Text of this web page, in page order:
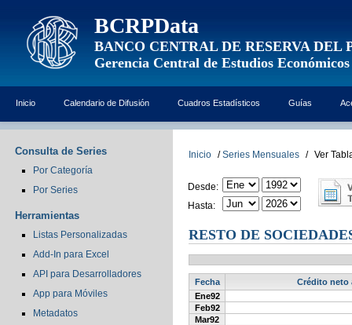
BCRPData
BANCO CENTRAL DE RESERVA DEL
Gerencia Central de Estudios Económicos
Inicio Calendario de Difusión Cuadros Estadísticos Guías
Consulta de Series
Por Categoría
Por Series
Herramientas
Listas Personalizadas
Add-In para Excel
API para Desarrolladores
App para Móviles
Metadatos
Inicio / Series Mensuales / Ver
Desde:
Hasta:
RESTO DE
Fecha
Crédito neto
Ene92
Feb92
Mar92